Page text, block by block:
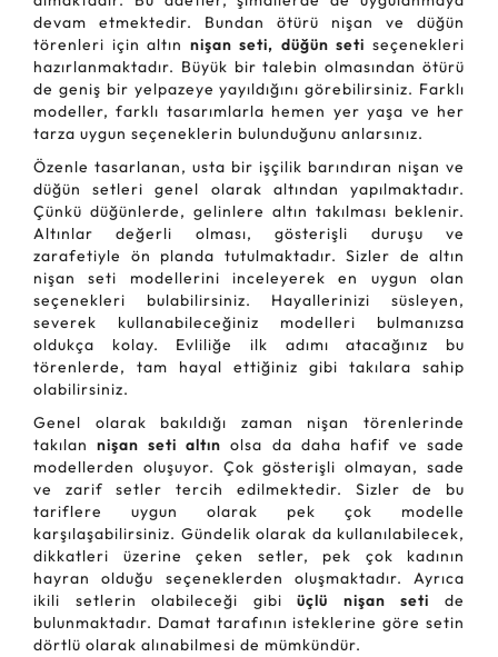
devam etmektedir. Bundan ötürü nişan ve düğün
törenleri için altın nişan seti, düğün seti seçenekleri
hazırlanmaktadır. Büyük bir talebin olmasından ötürü
de geniş bir yelpazeye yayıldığını görebilirsiniz. Farklı
modeller, farklı tasarımlarla hemen yer yaşa ve her
tarza uygun seçeneklerin bulunduğunu anlarsınız.
Özenle tasarlanan, usta bir işçilik barındıran nişan ve
düğün setleri genel olarak altından yapılmaktadır.
Çünkü düğünlerde, gelinlere altın takılması beklenir.
Altınlar değerli olması, gösterişli duruşu ve
zarafetiyle ön planda tutulmaktadır. Sizler de altın
nişan seti modellerini inceleyerek en uygun olan
seçenekleri bulabilirsiniz. Hayallerinizi süsleyen,
severek kullanabileceğiniz modelleri bulmanızsa
oldukça kolay. Evliliğe ilk adımı atacağınız bu
törenlerde, tam hayal ettiğiniz gibi takılara sahip
olabilirsiniz.
Genel olarak bakıldığı zaman nişan törenlerinde
takılannişan seti altın olsa da daha hafif ve sade
modellerden oluşuyor. Çok gösterişli olmayan, sade
ve zarif setler tercih edilmektedir. Sizler de bu
tariflere uygun olarak pek çok modelle
karşılaşabilirsiniz. Gündelik olarak da kullanılabilecek,
dikkatleri üzerine çeken setler, pek çok kadının
hayran olduğu seçeneklerden oluşmaktadır. Ayrıca
ikili setlerin olabileceği gibiüçlü nişan seti de
bulunmaktadır. Damat tarafının isteklerine göre setin
dörtlü olarak alınabilmesi de mümkündür.